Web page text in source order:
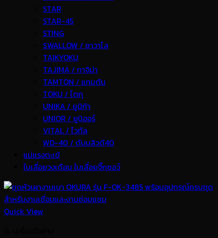
STAR
STAR-45
STING
SWALLOW / ซาวาโล
TAIKYOKU
TAJIMA / ทาจิม่า
TAMTON / แทมตัน
TOKU / โตกุ
UNIKA / ยูนิก้า
UNIOR / ยูนิออร์
VITAL / ไวทัล
WD-40 / ดับบลิวดี40
แม่แรงตะเข้
ใบเลื่อยวงเดือน ใบเลื่อยจิ๊กซอว์
Quick View